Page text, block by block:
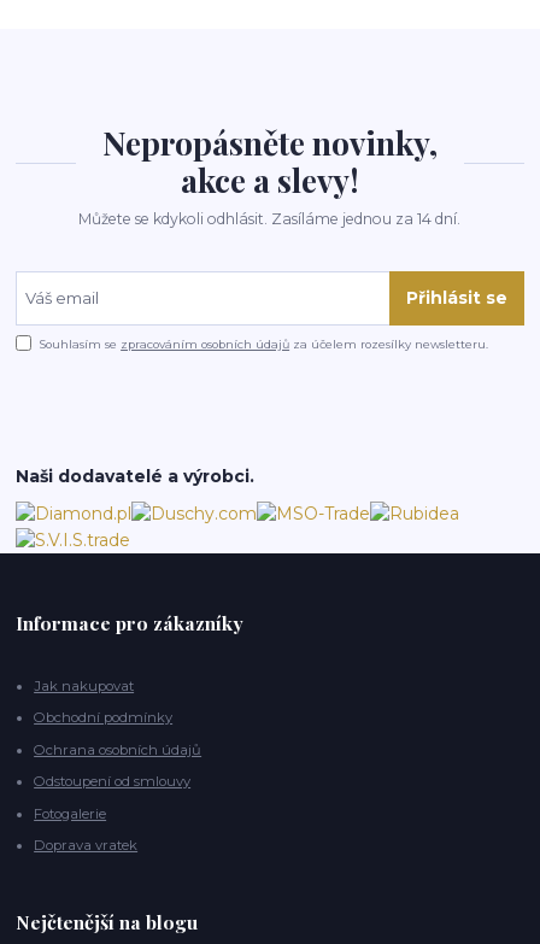
Nepropásněte novinky,
akce a slevy!
Můžete se kdykoli odhlásit. Zasíláme jednou za 14 dní.
Přihlásit se
Souhlasím se zpracováním osobních údajů za účelem rozesílky newsletteru.
Naši dodavatelé a výrobci.
Informace pro zákazníky
Jak nakupovat
Obchodní podmínky
Ochrana osobních údajů
Odstoupení od smlouvy
Fotogalerie
Doprava vratek
Nejčtenější na blogu